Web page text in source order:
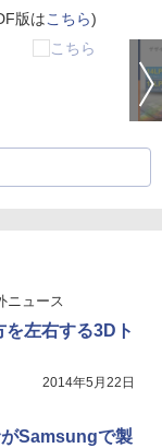
版はこちら)
ニュース
左右する3Dト
2014年5月22日
Samsungで製